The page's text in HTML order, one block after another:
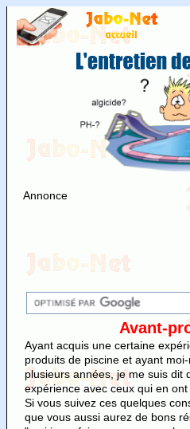
Annonce
Avant-
Ayant acquis une certaine
produits de piscine et ayant
plusieurs années, je me suis dit
expérience avec ceux qui en ont
Si vous suivez ces quelques
que vous aussi aurez de bons